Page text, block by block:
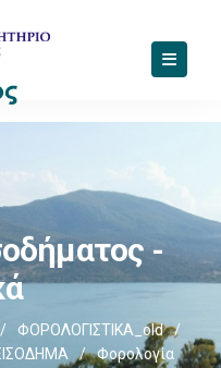
-
/ ΦΟΡΟΛΟΓΙΣΤΙΚΑ_old
/
/
Φορολογία